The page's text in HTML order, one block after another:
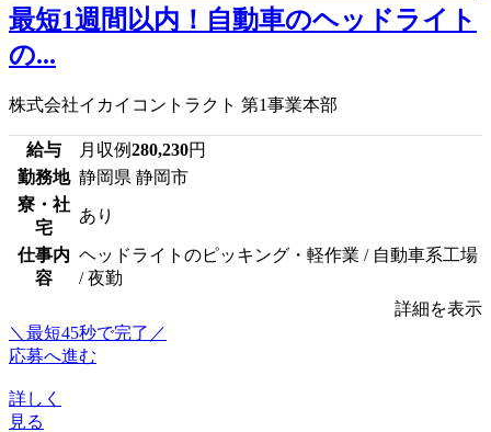
最短1週間以内！自動車のヘッドライト
の...
株式会社イカイコントラクト 第1事業本部
給与 月収例280,230円
勤務地 静岡県 静岡市
寮・社
宅
あり
仕事内
容
ヘッドライトのピッキング・軽作業 / 自動車系工場
/ 夜勤
詳細を表示
＼最短45秒で完了／
応募へ進む
詳しく
見る